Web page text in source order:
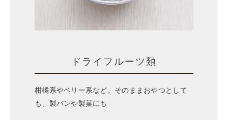
ドライフルーツ類
柑橘系やベリー系など。そのままおやつとして
も、製パンや製菓にも